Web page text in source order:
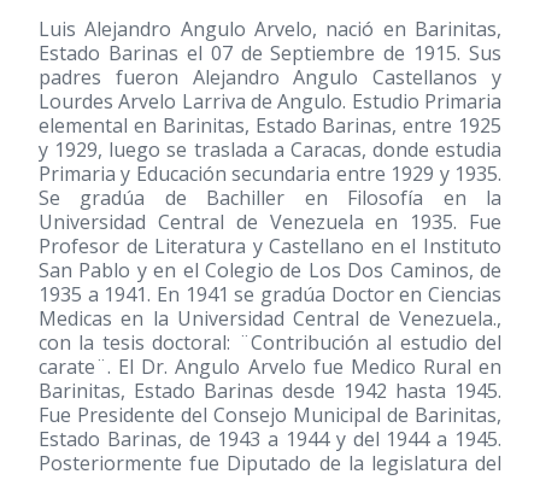
Luis Alejandro Angulo Arvelo, nació en Barinitas,
Estado Barinas el 07 de Septiembre de 1915. Sus
padres fueron Alejandro Angulo Castellanos y
Lourdes Arvelo Larriva de Angulo. Estudio Primaria
elemental en Barinitas, Estado Barinas, entre 1925
y 1929, luego se traslada a Caracas, donde estudia
Primaria y Educación secundaria entre 1929 y 1935.
Se gradúa de Bachiller en Filosofía en la
Universidad Central de Venezuela en 1935. Fue
Profesor de Literatura y Castellano en el Instituto
San Pablo y en el Colegio de Los Dos Caminos, de
1935 a 1941. En 1941 se gradúa Doctor en Ciencias
Medicas en la Universidad Central de Venezuela.,
con la tesis doctoral: ¨Contribución al estudio del
carate¨. El Dr. Angulo Arvelo fue Medico Rural en
Barinitas, Estado Barinas desde 1942 hasta 1945.
Fue Presidente del Consejo Municipal de Barinitas,
Estado Barinas, de 1943 a 1944 y del 1944 a 1945.
Posteriormente fue Diputado de la legislatura del